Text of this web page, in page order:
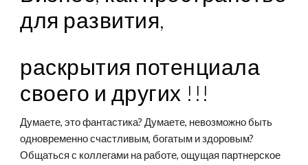
для развития,
раскрытия потенциала
своего и других !!!
Думаете, это фантастика? Думаете, невозможно быть
одновременно счастливым, богатым и здоровым?
Общаться с коллегами на работе, ощущая партнерское